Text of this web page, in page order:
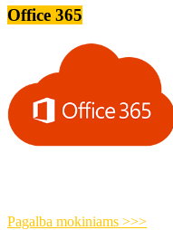
Office 365
Pagalba mokiniams >>>